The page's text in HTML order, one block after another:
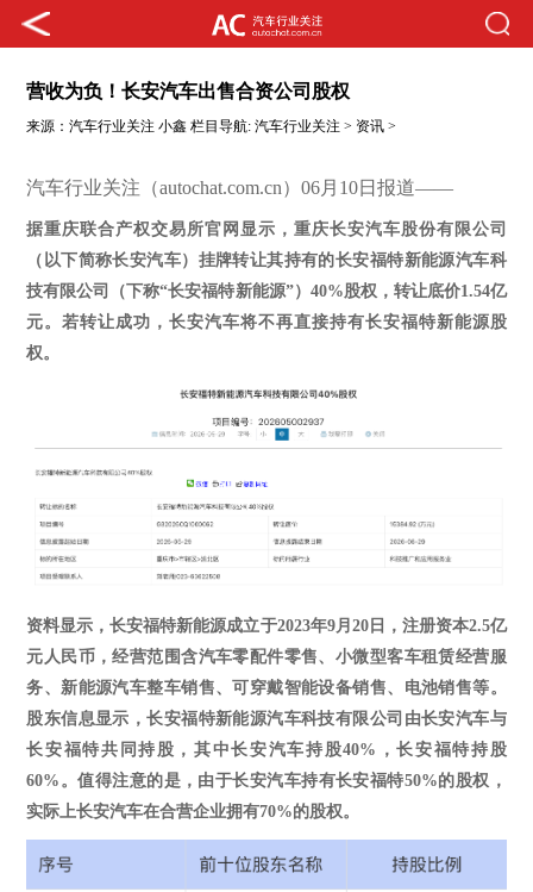
营收为负！长安汽车出售合资公司股权
来源：汽车行业关注 小鑫 栏目导航:汽车行业关注 > 资讯 >
汽车行业关注（autochat.com.cn）06月10日报道——
据重庆联合产权交易所官网显示，重庆长安汽车股份有限公司
（以下简称长安汽车）挂牌转让其持有的长安福特新能源汽车科
技有限公司（下称“长安福特新能源”）40%股权，转让底价1.54亿
元。若转让成功，长安汽车将不再直接持有长安福特新能源股
权。
资料显示，长安福特新能源成立于2023年9月20日，注册资本2.5亿
元人民币，经营范围含汽车零配件零售、小微型客车租赁经营服
务、新能源汽车整车销售、可穿戴智能设备销售、电池销售等。
股东信息显示，长安福特新能源汽车科技有限公司由长安汽车与
长安福特共同持股，其中长安汽车持股40%，长安福特持股
60%。值得注意的是，由于长安汽车持有长安福特50%的股权，
实际上长安汽车在合营企业拥有70%的股权。